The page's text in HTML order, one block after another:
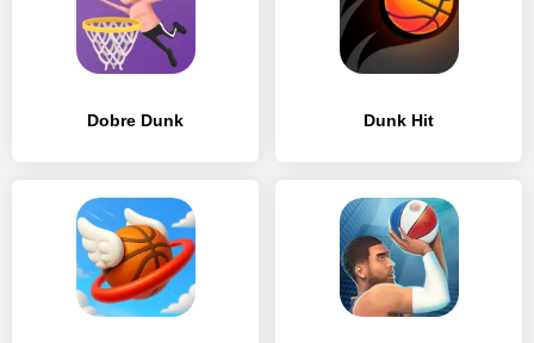
Dobre Dunk Dunk Hit